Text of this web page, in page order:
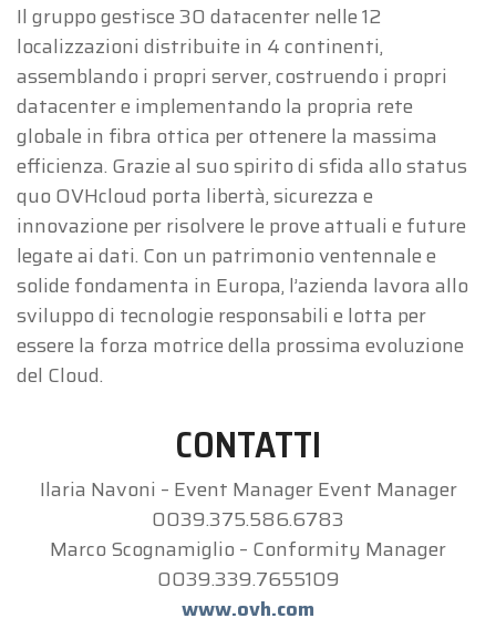
Il gruppo gestisce 30 datacenter nelle 12
localizzazioni distribuite in 4 continenti,
assemblando i propri server, costruendo i propri
datacenter e implementando la propria rete
globale in fibra ottica per ottenere la massima
efficienza. Grazie al suo spirito di sfida allo status
quo OVHcloud porta libertà, sicurezza e
innovazione per risolvere le prove attuali e future
legate ai dati. Con un patrimonio ventennale e
solide fondamenta in Europa, l’azienda lavora allo
sviluppo di tecnologie responsabili e lotta per
essere la forza motrice della prossima evoluzione
del Cloud.
CONTATTI
Ilaria Navoni – Event Manager Event Manager
0039.375.586.6783
Marco Scognamiglio – Conformity Manager
0039.339.7655109
www.ovh.com